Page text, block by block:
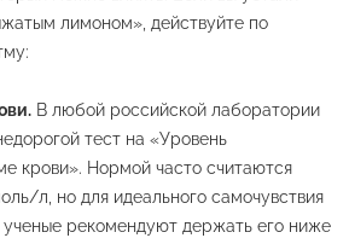
лимоном», действуйте по
В любой российской лаборатории
тест на «Уровень
крови». Нормой часто считаются
л, но для идеального самочувствия
ученые рекомендуют держать его ниже